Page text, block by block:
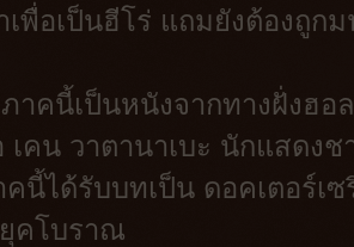
เพื่อเป็นฮีโร่ แถมยังต้องถู
าคนี้เป็นหนังจากทางฝั่งฮ
คน วาตานาเบะ นักแสดง
นี้ได้รับบทเป็น ดอคเตอร์เ
คโบราณ